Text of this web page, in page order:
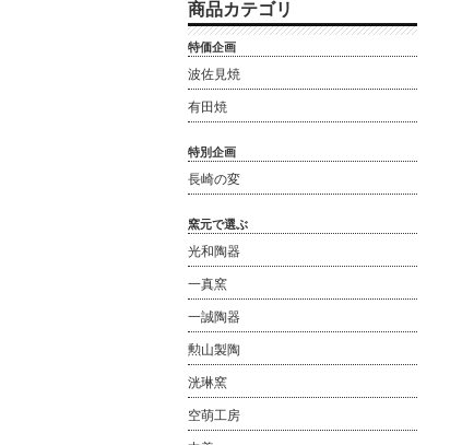
商品カテゴリ
特価企画
波佐見焼
有田焼
特別企画
長崎の変
窯元で選ぶ
光和陶器
一真窯
一誠陶器
勲山製陶
洸琳窯
空萌工房